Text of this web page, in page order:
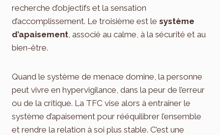
recherche d’objectifs et la sensation
d’accomplissement. Le troisième est le système
d’apaisement , associé au calme, à la sécurité et au
bien-être.
Quand le système de menace domine, la personne
peut vivre en hypervigilance, dans la peur de l’erreur
ou de la critique. La TFC vise alors à entraîner le
système d’apaisement pour rééquilibrer l’ensemble
et rendre la relation à soi plus stable. C’est une